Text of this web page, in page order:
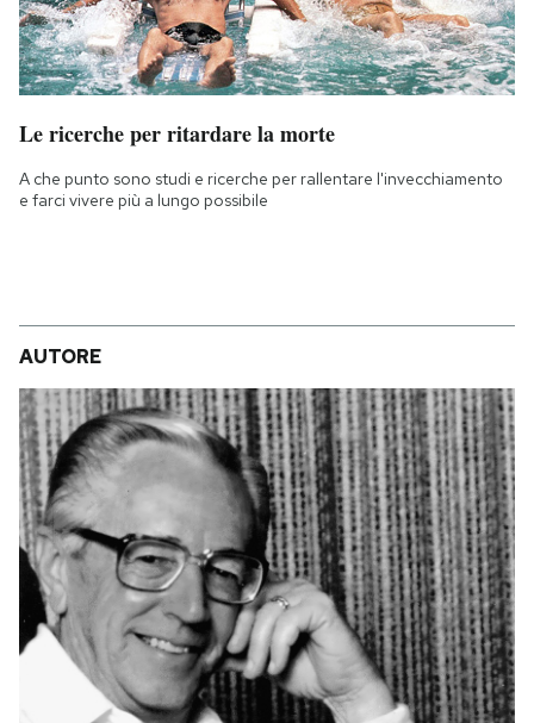
Le ricerche per ritardare la morte
A che punto sono studi e ricerche per rallentare l'invecchiamento
e farci vivere più a lungo possibile
AUTORE